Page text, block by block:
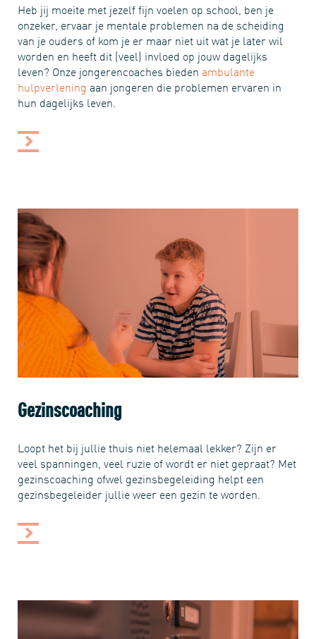
Heb jij moeite met jezelf fijn voelen op school, ben je
onzeker, ervaar je mentale problemen na de scheiding
van je ouders of kom je er maar niet uit wat je later wil
worden en heeft dit (veel) invloed op jouw dagelijks
leven? Onze jongerencoaches bieden ambulante
hulpverlening aan jongeren die problemen ervaren in
hun dagelijks leven.
Gezinscoaching
Loopt het bij jullie thuis niet helemaal lekker? Zijn er
veel spanningen, veel ruzie of wordt er niet gepraat? Met
gezinscoaching ofwel gezinsbegeleiding helpt een
gezinsbegeleider jullie weer een gezin te worden.